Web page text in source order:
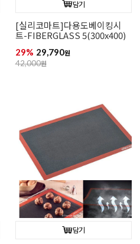
담기
[실리코마트]다용도베이킹시
트-FIBERGLASS 5(300x400)
29% 29,790원
42,000원
담기